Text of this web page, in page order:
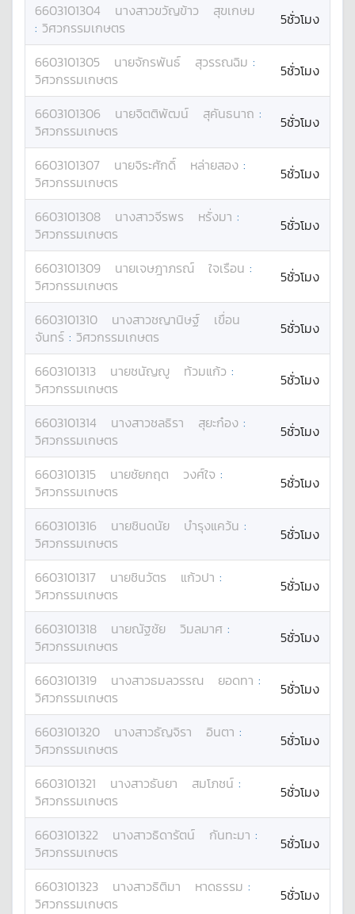
6603101304 นางสาวขวัญข้าว
สุขเกษม
: วิศวกรรมเกษตร 5ชั่วโมง
6603101305 นายจักรพันธ์ สุวรรณฉิม :
วิศวกรรมเกษตร
5ชั่วโมง
6603101306 นายจิตติพัฒน์ สุคันธนาถ :
วิศวกรรมเกษตร
5ชั่วโมง
6603101307 นายจิระศักดิ์ หล่ายสอง :
วิศวกรรมเกษตร
5ชั่วโมง
6603101308 นางสาวจีรพร หรั่งมา :
วิศวกรรมเกษตร
5ชั่วโมง
6603101309 นายเจษฎาภรณ์ ใจเรือน :
วิศวกรรมเกษตร
5ชั่วโมง
6603101310 นางสาวชญานิษฐ์
เขื่อน
จันทร์ : วิศวกรรมเกษตร 5ชั่วโมง
6603101313 นายชนัญญู ท้วมแก้ว :
วิศวกรรมเกษตร
5ชั่วโมง
6603101314 นางสาวชลธิรา สุยะก๋อง :
วิศวกรรมเกษตร
5ชั่วโมง
6603101315 นายชัยกฤต วงศ์ใจ :
วิศวกรรมเกษตร
5ชั่วโมง
6603101316 นายชินดนัย บำรุงแคว้น :
วิศวกรรมเกษตร
5ชั่วโมง
6603101317 นายชินวัตร แก้วปา :
วิศวกรรมเกษตร
5ชั่วโมง
6603101318 นายณัฐชัย วิมลมาศ :
วิศวกรรมเกษตร
5ชั่วโมง
6603101319 นางสาวธมลวรรณ ยอดทา :
วิศวกรรมเกษตร
5ชั่วโมง
6603101320 นางสาวธัญจิรา อินตา :
วิศวกรรมเกษตร
5ชั่วโมง
6603101321 นางสาวธันยา สมโภชน์ :
วิศวกรรมเกษตร
5ชั่วโมง
6603101322 นางสาวธิดารัตน์ กันทะมา :
วิศวกรรมเกษตร
5ชั่วโมง
6603101323 นางสาวธิติมา หาดธรรม :
วิศวกรรมเกษตร
5ชั่วโมง